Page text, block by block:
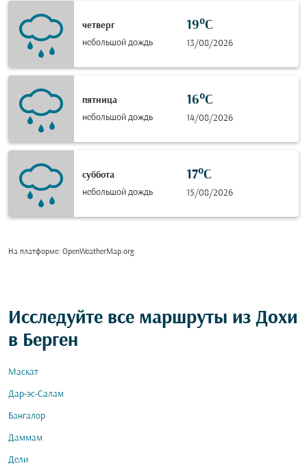
четверг
небольшой дождь
19°C
13/08/2026
пятница
небольшой дождь
16°C
14/08/2026
суббота
небольшой дождь
17°C
15/08/2026
На платформе: OpenWeatherMap.org
Исследуйте все маршруты из Дохи
в Берген
Маскат
Дар-эс-Салам
Бангалор
Даммам
Дели